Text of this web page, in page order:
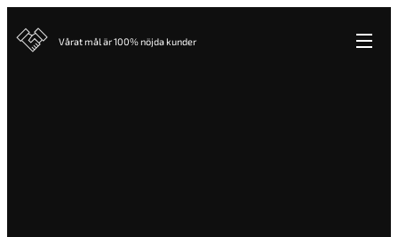
Vårat mål är 100% nöjda kunder